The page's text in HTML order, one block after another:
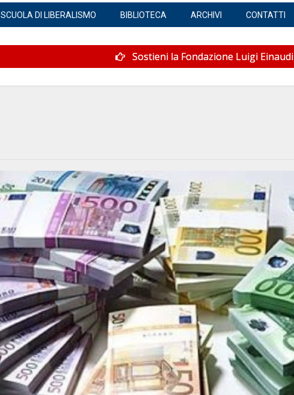
SCUOLA DI LIBERALISMO BIBLIOTECA ARCHIVI CONTATTI
Sostieni la Fondazione Luigi Einaudi